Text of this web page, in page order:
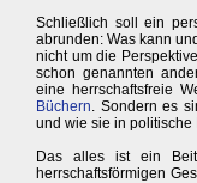
Schließlich soll ein
abrunden: Was kann
nicht um die
schon genannten
eine herrschaftsfreie
Büchern. Sondern es
und wie sie in politische
Das alles ist ein
herrschaftsförmigen